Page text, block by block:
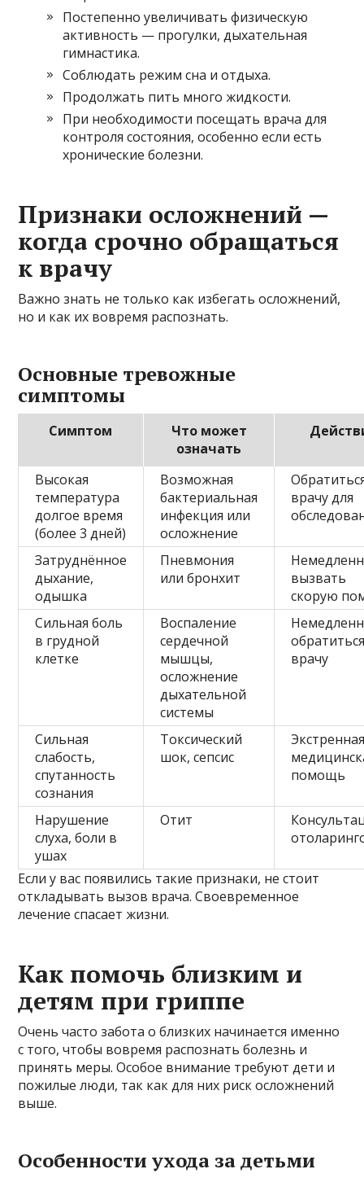
Постепенно увеличивать физическую
активность — прогулки, дыхательная
гимнастика.
Соблюдать режим сна и отдыха.
Продолжать пить много жидкости.
При необходимости посещать врача для
контроля состояния, особенно если есть
хронические болезни.
Признаки осложнений —
когда срочно обращаться
к врачу
Важно знать не только как избегать осложнений,
но и как их вовремя распознать.
Основные тревожные
симптомы
Симптом
Что может
означать
Высокая
температура
долгое время
(более 3 дней)
Возможная
бактериальная
инфекция или
осложнение
врачу для
Затруднённое
дыхание,
одышка
Пневмония
или бронхит
вызвать
скорую
Сильная боль
в грудной
клетке
Воспаление
сердечной
мышцы,
осложнение
дыхательной
системы
врачу
Сильная
слабость,
спутанность
сознания
Токсический
шок, сепсис
помощь
Нарушение
слуха, боли в
ушах
Отит
Если у вас появились такие признаки, не стоит
откладывать вызов врача. Своевременное
лечение спасает жизни.
Как помочь близким и
детям при гриппе
Очень часто забота о близких начинается именно
с того, чтобы вовремя распознать болезнь и
принять меры. Особое внимание требуют дети и
пожилые люди, так как для них риск осложнений
выше.
Особенности ухода за детьми